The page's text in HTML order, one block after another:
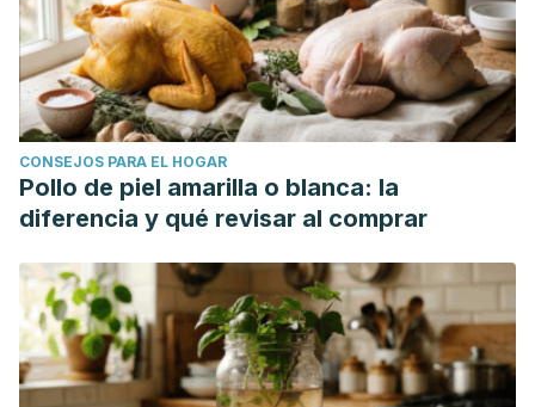
CONSEJOS PARA EL HOGAR
Pollo de piel amarilla o blanca: la
diferencia y qué revisar al comprar